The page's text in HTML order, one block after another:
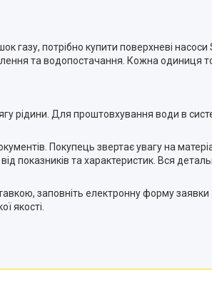
газу, потрібно купити поверхневі
та водопостачання. Кожна
рідини. Для проштовхування води в
Покупець звертає увагу на
показників та характеристик. Вся
заповніть електронну форму
якості.